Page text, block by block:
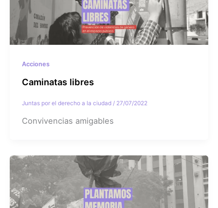
Acciones
Caminatas libres
Juntas por el derecho a la ciudad / 27/07/2022
Convivencias amigables